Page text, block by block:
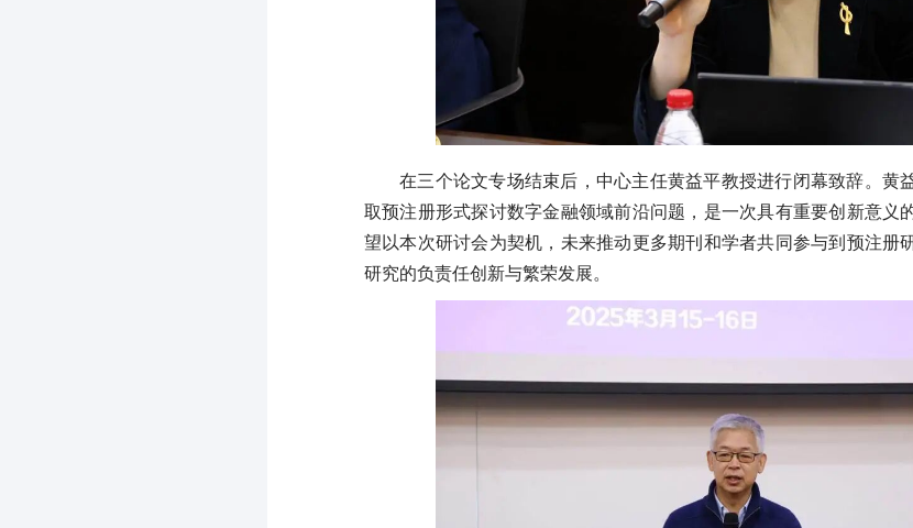
在三个论文专场结束后，中心主任黄益平教授进行闭幕致辞。黄
取预注册形式探讨数字金融领域前沿问题，是一次具有重要创新意义
望以本次研讨会为契机，未来推动更多期刊和学者共同参与到预注册
研究的负责任创新与繁荣发展。